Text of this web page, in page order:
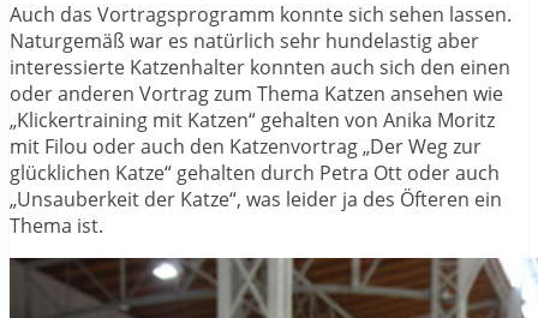
Auch das Vortragsprogramm konnte sich sehen lassen.
Naturgemäß war es natürlich sehr hundelastig aber
interessierte Katzenhalter konnten auch sich den einen
oder anderen Vortrag zum Thema Katzen ansehen wie
„Klickertraining mit Katzen“ gehalten von Anika Moritz
mit Filou oder auch den Katzenvortrag „Der Weg zur
glücklichen Katze“ gehalten durch Petra Ott oder auch
„Unsauberkeit der Katze“, was leider ja des Öfteren ein
Thema ist.